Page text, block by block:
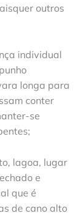
outros
individual
longa para
conter
se
lagoa, lugar
e
que é
de cano alto